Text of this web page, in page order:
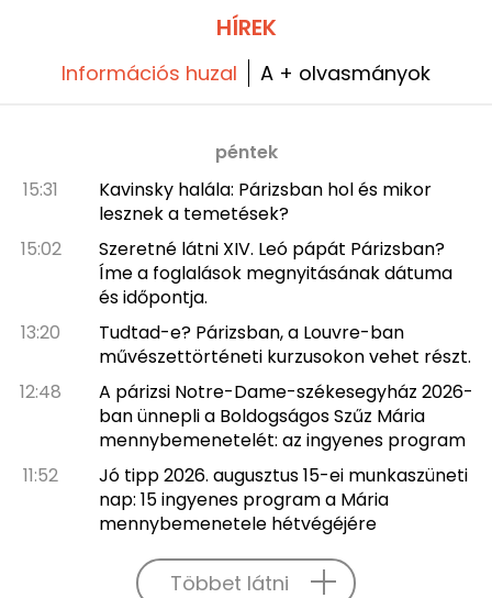
HÍREK
Információs huzal A + olvasmányok
péntek
15:31
Kavinsky halála: Párizsban hol és mikor
lesznek a temetések?
15:02
Szeretné látni XIV. Leó pápát Párizsban?
Íme a foglalások megnyitásának dátuma
és időpontja.
13:20
Tudtad-e? Párizsban, a Louvre-ban
művészettörténeti kurzusokon vehet részt.
12:48
A párizsi Notre-Dame-székesegyház 2026-
ban ünnepli a Boldogságos Szűz Mária
mennybemenetelét: az ingyenes program
11:52
Jó tipp 2026. augusztus 15-ei munkaszüneti
nap: 15 ingyenes program a Mária
mennybemenetele hétvégéjére
Többet látni